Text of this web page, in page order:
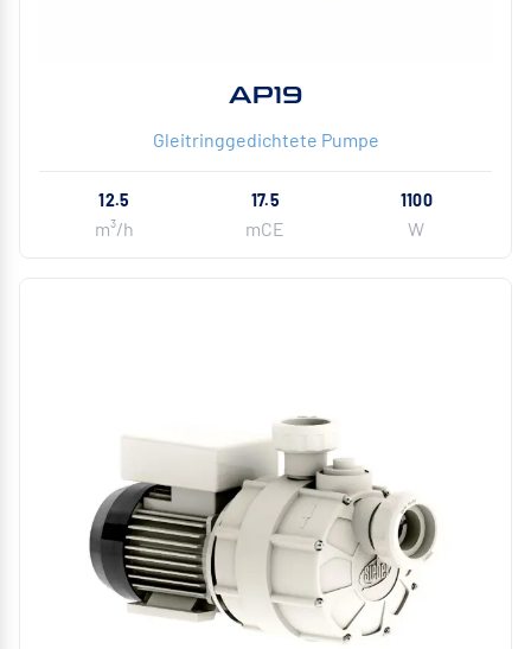
AP19
Gleitringgedichtete Pumpe
12.5
m³/h
17.5
mCE
1100
W